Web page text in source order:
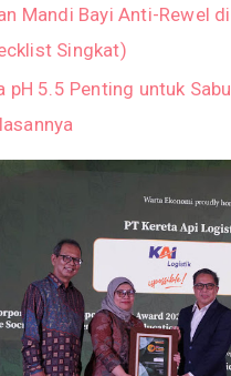
Mandi Bayi Anti-Rewel
Singkat)
pH 5.5 Penting untuk